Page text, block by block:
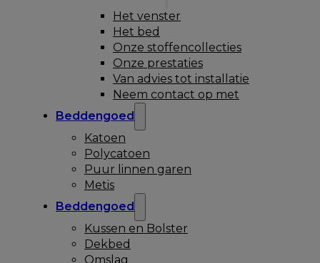
Het venster
Het bed
Onze stoffencollecties
Onze prestaties
Van advies tot installatie
Neem contact op met
Beddengoed
Katoen
Polycatoen
Puur linnen garen
Metis
Beddengoed
Kussen en Bolster
Dekbed
Omslag